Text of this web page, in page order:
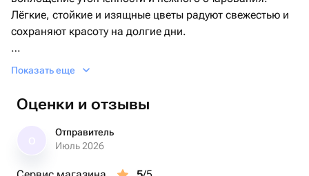
Лёгкие, стойкие и изящные цветы радуют свежестью и
сохраняют красоту на долгие дни.
Такой букет станет идеальным подарком, когда
подарить немного тепла. Белые и розовые оттенки
создают гармонию, которая говорит о заботе и
искренних чувствах.
Показать еще
Оценки и отзывы
Отправитель
Июль 2026